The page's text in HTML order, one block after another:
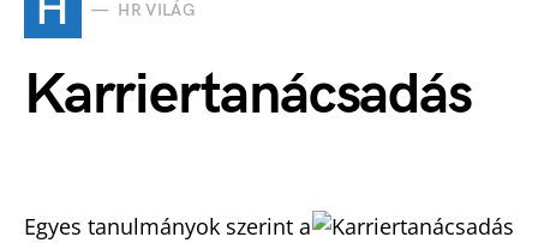
HR VILÁG
Karriertanácsadás
Egyes tanulmányok szerint a